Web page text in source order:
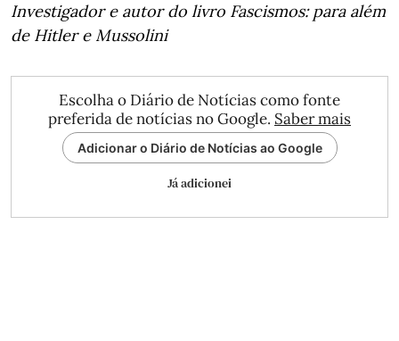
Investigador e autor do livro Fascismos: para além
de Hitler e Mussolini
Escolha o Diário de Notícias como fonte
preferida de notícias no Google. Saber mais
Adicionar o Diário de Notícias ao Google
Já adicionei